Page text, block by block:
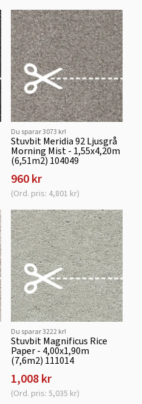
Du sparar 3073 kr!
Stuvbit Meridia 92 Ljusgrå
Morning Mist - 1,55x4,20m
(6,51m2) 104049
960 kr
(Ord. pris: 4,801 kr)
Du sparar 3222 kr!
Stuvbit Magnificus Rice
Paper - 4,00x1,90m
(7,6m2) 111014
1,008 kr
(Ord. pris: 5,035 kr)